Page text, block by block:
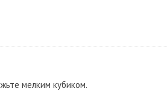
мелким кубиком.